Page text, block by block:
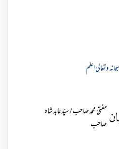
وتعالی اعلم
مفتی محمد صاحب / سیّد عابد شاہ
صاحب